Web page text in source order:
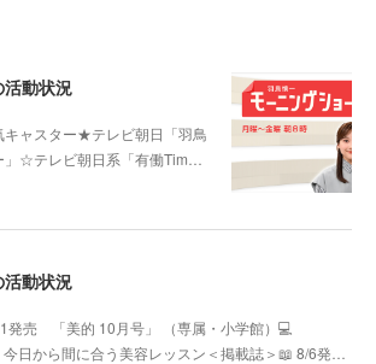
活動状況
キャスター★テレビ朝日「羽鳥
☆テレビ朝日系「有働Tim…
活動状況
発売 「美的 10月号」 （専属・小学館）💻
今日から間に合う美容レッスン＜掲載誌＞📖 8/6発…